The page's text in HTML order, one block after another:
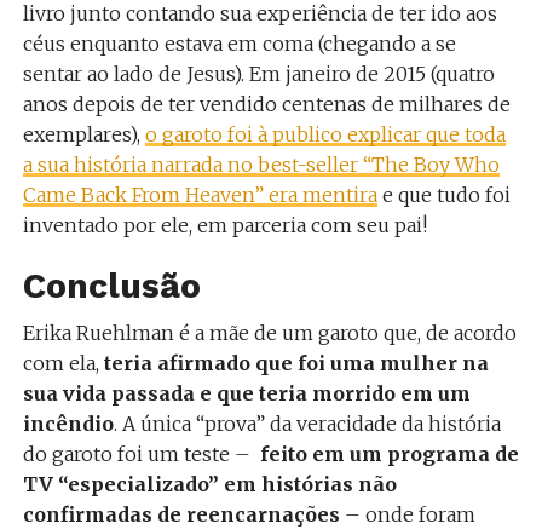
livro junto contando sua experiência de ter ido aos
céus enquanto estava em coma (chegando a se
sentar ao lado de Jesus). Em janeiro de 2015 (quatro
anos depois de ter vendido centenas de milhares de
exemplares), o garoto foi à publico explicar que toda
a sua história narrada no best-seller “The Boy Who
Came Back From Heaven” era mentirae que tudo foi
inventado por ele, em parceria com seu pai!
Conclusão
Erika Ruehlman é a mãe de um garoto que, de acordo
com ela, teria afirmado que foi uma mulher na
sua vida passada e que teria morrido em um
incêndio. A única “prova” da veracidade da história
do garoto foi um teste – feito em um programa de
TV “especializado” em histórias não
confirmadas de reencarnações – onde foram